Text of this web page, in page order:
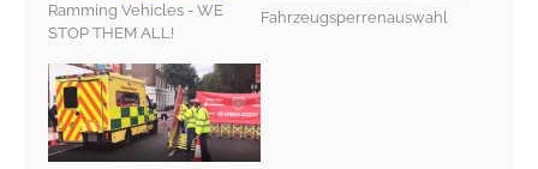
Ramming Vehicles - WE
STOP THEM ALL!
Fahrzeugsperrenauswahl
Cookie Laufzeit:
6 Monate
EXTERNE MEDIEN
Um Inhalte von Videoplattformen und Social Media